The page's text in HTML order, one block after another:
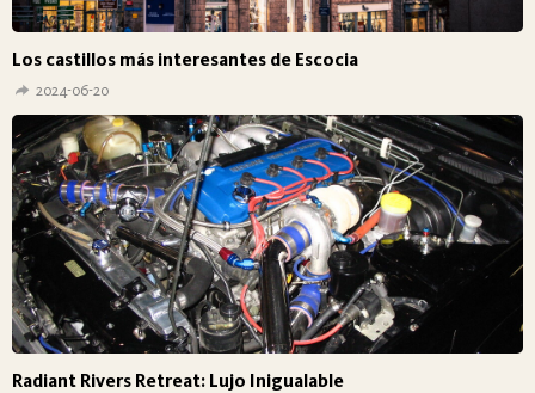
Los castillos más interesantes de Escocia
2024-06-20
Radiant Rivers Retreat: Lujo Inigualable